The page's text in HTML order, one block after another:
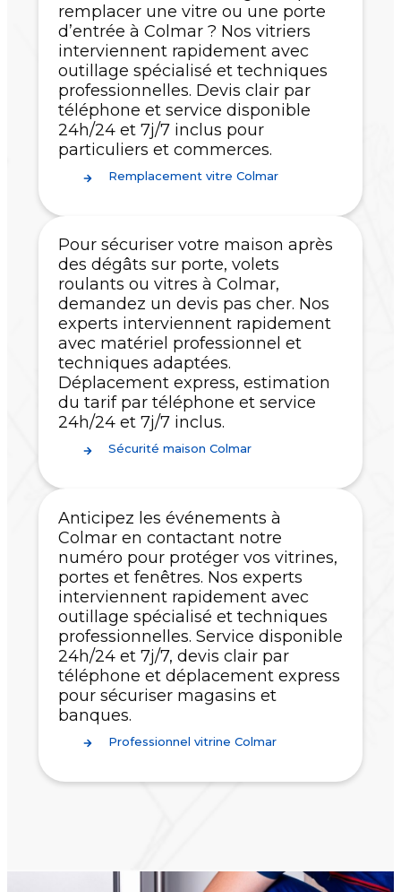
remplacer une vitre ou une porte
d’entrée à Colmar ? Nos vitriers
interviennent rapidement avec
outillage spécialisé et techniques
professionnelles. Devis clair par
téléphone et service disponible
24h/24 et 7j/7 inclus pour
particuliers et commerces.
Remplacement vitre Colmar
Pour sécuriser votre maison après
des dégâts sur porte, volets
roulants ou vitres à Colmar,
demandez un devis pas cher. Nos
experts interviennent rapidement
avec matériel professionnel et
techniques adaptées.
Déplacement express, estimation
du tarif par téléphone et service
24h/24 et 7j/7 inclus.
Sécurité maison Colmar
Anticipez les événements à
Colmar en contactant notre
numéro pour protéger vos vitrines,
portes et fenêtres. Nos experts
interviennent rapidement avec
outillage spécialisé et techniques
professionnelles. Service disponible
24h/24 et 7j/7, devis clair par
téléphone et déplacement express
pour sécuriser magasins et
banques.
Professionnel vitrine Colmar